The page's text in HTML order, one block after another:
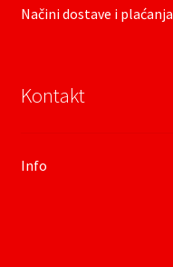
Načini dostave i plaćanja
Kontakt
Info